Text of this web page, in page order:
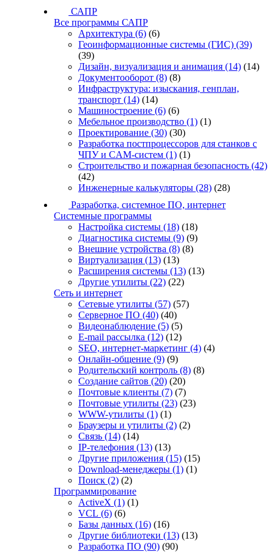
САПР
Все программы САПР
Архитектура (6) (6)
Геоинформационные системы (ГИС) (39)
(39)
Дизайн, визуализация и анимация (14) (14)
Документооборот (8) (8)
Инфраструктура: изыскания, генплан,
транспорт (14) (14)
Машиностроение (6) (6)
Мебельное производство (1) (1)
Проектирование (30) (30)
Разработка постпроцессоров для станков с
ЧПУ и CAM-систем (1) (1)
Строительство и пожарная безопасность (42)
(42)
Инженерные калькуляторы (28) (28)
Разработка, системное ПО, интернет
Системные программы
Настройка системы (18) (18)
Диагностика системы (9) (9)
Внешние устройства (8) (8)
Виртуализация (13) (13)
Расширения системы (13) (13)
Другие утилиты (22) (22)
Сеть и интернет
Сетевые утилиты (57) (57)
Серверное ПО (40) (40)
Видеонаблюдение (5) (5)
E-mail рассылка (12) (12)
SEO, интернет-маркетинг (4) (4)
Онлайн-общение (9) (9)
Родительский контроль (8) (8)
Создание сайтов (20) (20)
Почтовые клиенты (7) (7)
Почтовые утилиты (23) (23)
WWW-утилиты (1) (1)
Браузеры и утилиты (2) (2)
Связь (14) (14)
IP-телефония (13) (13)
Другие приложения (15) (15)
Download-менеджеры (1) (1)
Поиск (2) (2)
Программирование
ActiveX (1) (1)
VCL (6) (6)
Базы данных (16) (16)
Другие библиотеки (13) (13)
Разработка ПО (90) (90)